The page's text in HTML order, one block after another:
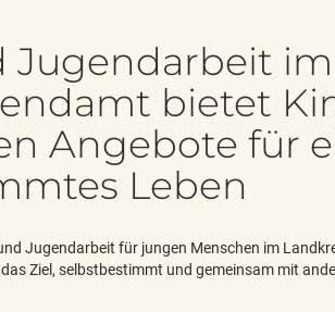
n
k
Jugendarbeit
bietet
Angebote für
Leben
Jugendarbeit für jungen Menschen im
Ziel, selbstbestimmt und gemeinsam mit